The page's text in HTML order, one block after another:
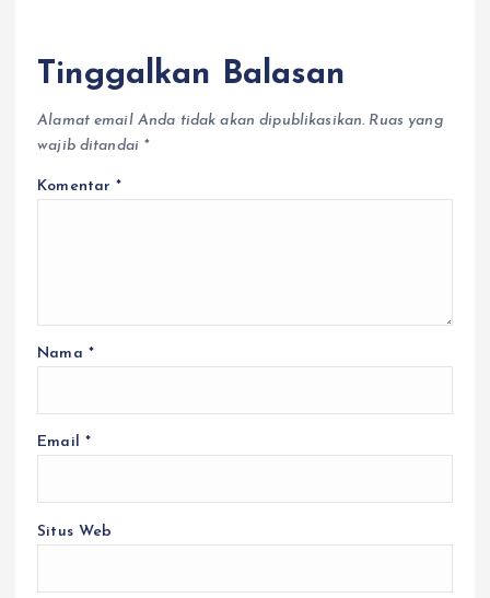
Tinggalkan Balasan
Alamat email Anda tidak akan dipublikasikan. Ruas yang
wajib ditandai *
Komentar*
Nama *
Email *
Situs Web